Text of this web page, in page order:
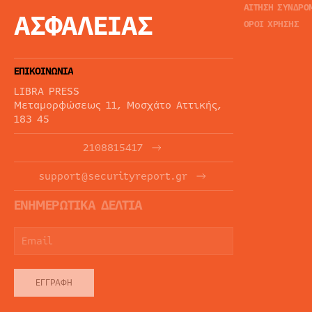
ΑΣΦΑΛΕΙΑΣ
ΕΠΙΚΟΙΝΩΝΙΑ
LIBRA PRESS
Μεταμορφώσεως 11, Μοσχάτο Αττικής,
183 45
2108815417
support@securityreport.gr
ΕΝΗΜΕΡΩΤΙΚΑ ΔΕΛΤΙΑ
ΕΓΓΡΑΦΉ
ΑΙΤΗΣΗ
ΟΡΟΙ ΧΡΗΣΗΣ